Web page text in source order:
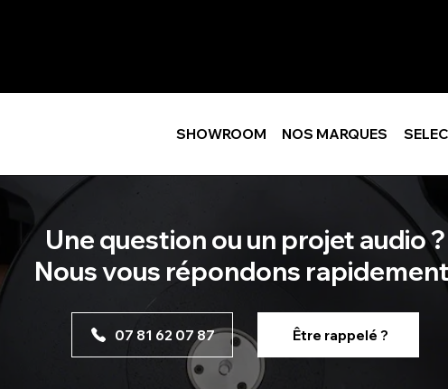
SHOWROOM NOS MARQUES
Une question ou un projet audio ?
Nous vous répondons
07 81 62 07 87 Être rappelé ?